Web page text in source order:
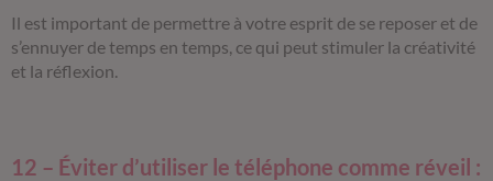
Il est important de permettre à votre esprit de se reposer et de
s’ennuyer de temps en temps, ce qui peut stimuler la créativité
et la réflexion.
12 – Éviter d’utiliser le téléphone comme réveil :